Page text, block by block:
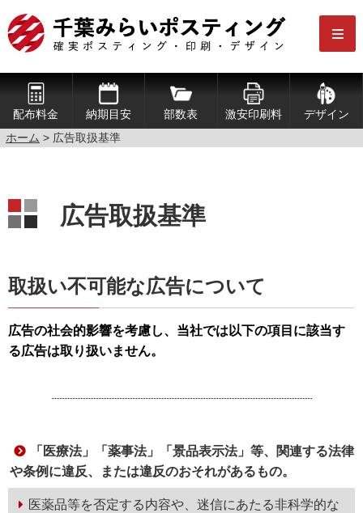
配布料金 納期目安 部数表 激安印刷料
デザイン
ホーム > 広告取扱基準
広告取扱基準
取扱い不可能な広告について
広告の社会的影響を考慮し、当社では以下の項目に該当す
る広告は取り扱いません。
「医療法」「薬事法」「景品表示法」等、関連する法律
や条例に違反、または違反のおそれがあるもの。
医薬品等を否定する内容や、迷信にあたる非科学的な